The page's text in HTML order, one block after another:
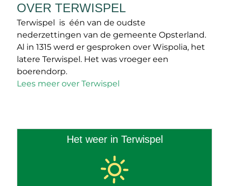
OVER TERWISPEL
Terwispel is één van de oudste
nederzettingen van de gemeente Opsterland.
Al in 1315 werd er gesproken over Wispolia, het
latere Terwispel. Het was vroeger een
boerendorp.
Lees meer over Terwispel
Het weer in Terwispel